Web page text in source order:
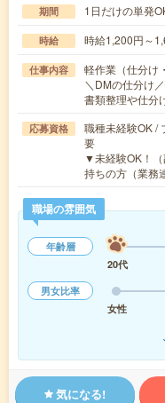
期間 1日だけの単発
時給 時給1,200円～
仕事内容
軽作業（仕分け
＼DMの仕分け
書類整理や仕分
応募資格
職種未経験OK /
要
▼未経験OK！
持ちの方（業務
職場の雰囲気
年齢層
20代
男女比率
女性
気になる!